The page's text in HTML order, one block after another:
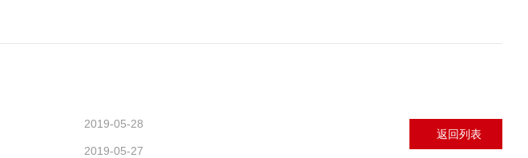
2019-05-28
2019-05-27
返回列表